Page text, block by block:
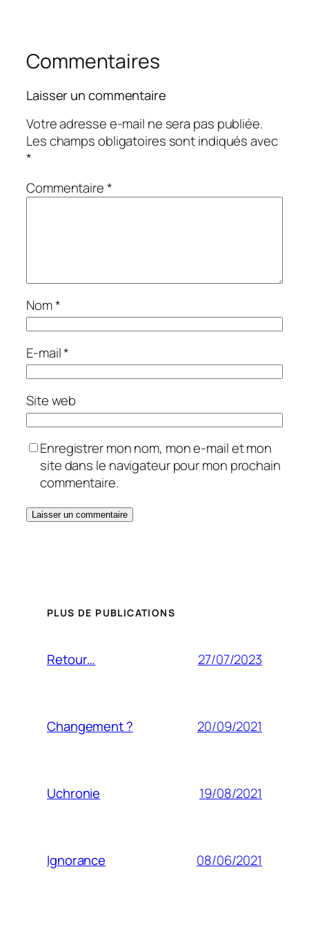
Commentaires
Laisser un commentaire
Votre adresse e-mail ne sera pas publiée.
Les champs obligatoires sont indiqués avec
*
Commentaire*
Nom*
E-mail*
Site web
Enregistrer mon nom, mon e-mail et mon
site dans le navigateur pour mon prochain
commentaire.
PLUS DE PUBLICATIONS
Retour… 27/07/2023
Changement ? 20/09/2021
Uchronie 19/08/2021
Ignorance 08/06/2021